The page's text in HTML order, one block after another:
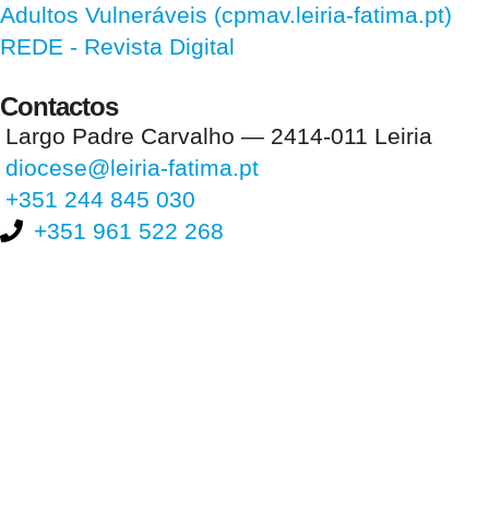
Adultos Vulneráveis (cpmav.leiria-fatima.pt)
REDE - Revista Digital
Contactos
Largo Padre Carvalho — 2414-011 Leiria
diocese@leiria-fatima.pt
+351 244 845 030
+351 961 522 268